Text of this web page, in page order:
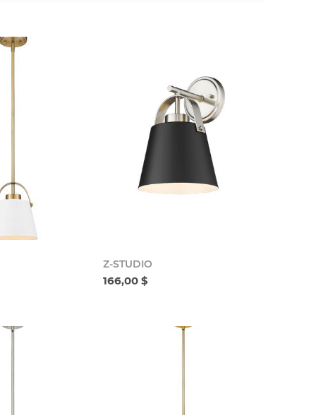
Z-STUDIO
166,00 $